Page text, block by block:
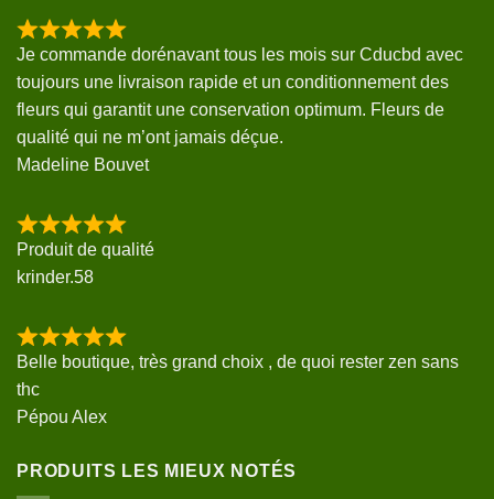
Je commande dorénavant tous les mois sur Cducbd avec
toujours une livraison rapide et un conditionnement des
fleurs qui garantit une conservation optimum. Fleurs de
qualité qui ne m’ont jamais déçue.
Madeline Bouvet
Produit de qualité
krinder.58
Belle boutique, très grand choix , de quoi rester zen sans
thc
Pépou Alex
PRODUITS LES MIEUX NOTÉS